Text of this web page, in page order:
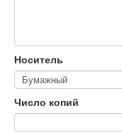
Носитель
Число копий